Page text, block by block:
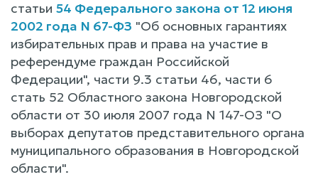
статьи 54 Федерального закона от 12 июня
2002 года N 67-ФЗ "Об основных гарантиях
избирательных прав и права на участие в
референдуме граждан Российской
Федерации", части 9.3 статьи 46, части 6
стать 52 Областного закона Новгородской
области от 30 июля 2007 года N 147-ОЗ "О
выборах депутатов представительного органа
муниципального образования в Новгородской
области".